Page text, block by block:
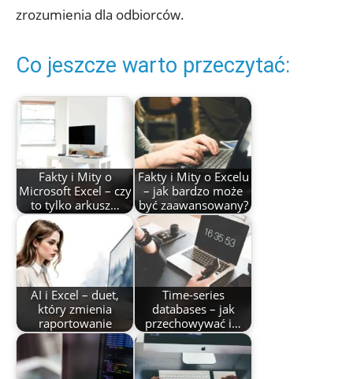
zrozumienia dla odbiorców.
Co jeszcze warto przeczytać:
Fakty i Mity o
Microsoft Excel – czy
to tylko arkusz…
Fakty i Mity o Excelu
– jak bardzo może
być zaawansowany?
AI i Excel – duet,
który zmienia
raportowanie
Time-series
databases – jak
przechowywać i…